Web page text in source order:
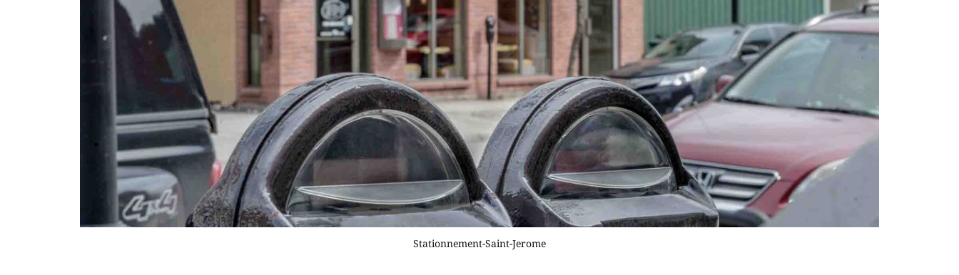
Stationnement-Saint-Jerome